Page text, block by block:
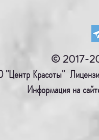
© 2017-
"Центр Красоты"
Информация на